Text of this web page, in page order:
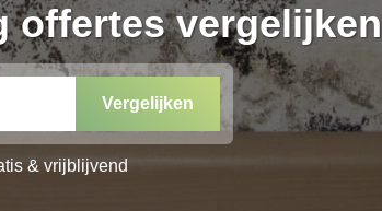
offertes vergelijken
Vergelijken
& vrijblijvend